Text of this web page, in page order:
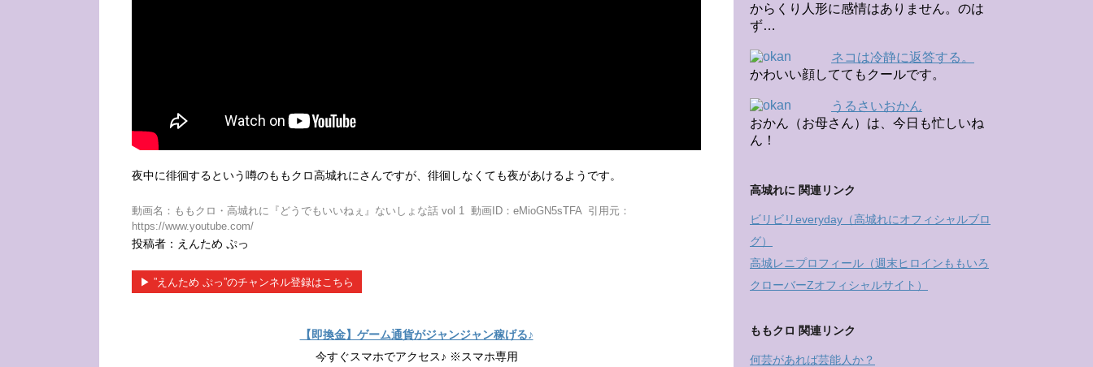
夜中に徘徊するという噂のももクロ高城れにさんですが、徘徊しなくても夜があけるようです。
動画名：ももクロ・高城れに『どうでもいいねぇ』ないしょな話 vol 1 動画ID：eMioGN5sTFA 引用元：
https://www.youtube.com/
投稿者：えんため ぷっ
▶︎ ”えんため ぷっ”のチャンネル登録はこちら
【即換金】ゲーム通貨がジャンジャン稼げる♪
今すぐスマホでアクセス♪ ※スマホ専用
からくり人形に感情はありません。のは
ず…
ネコは冷静に返答する。
かわいい顔しててもクールです。
うるさいおかん
おかん（お母さん）は、今日も忙しいね
ん！
高城れに 関連リンク
ビリビリeveryday（高城れにオフィシャルブロ
グ）
高城レニプロフィール（週末ヒロインももいろ
クローバーZオフィシャルサイト）
ももクロ 関連リンク
何芸があれば芸能人か？